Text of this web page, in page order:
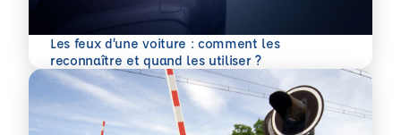
Les feux d’une voiture : comment les
reconnaître et quand les utiliser ?
En savoir plus